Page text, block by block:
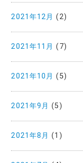
2021年12月 (2)
2021年11月 (7)
2021年10月 (5)
2021年9月 (5)
2021年8月 (1)